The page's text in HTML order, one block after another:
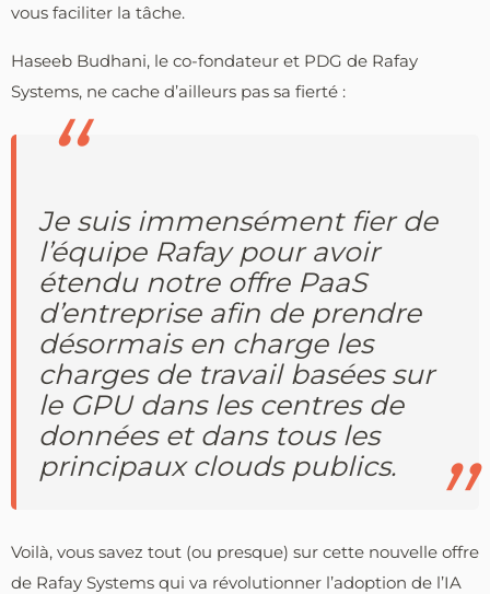
vous faciliter la tâche.
Haseeb Budhani, le co-fondateur et PDG de Rafay
Systems, ne cache d’ailleurs pas sa fierté :
Je suis immensément fier de
l’équipe Rafay pour avoir
étendu notre offre PaaS
d’entreprise afin de prendre
désormais en charge les
charges de travail basées sur
le GPU dans les centres de
données et dans tous les
principaux clouds publics.
Voilà, vous savez tout (ou presque) sur cette nouvelle offre
de Rafay Systems qui va révolutionner l’adoption de l’IA